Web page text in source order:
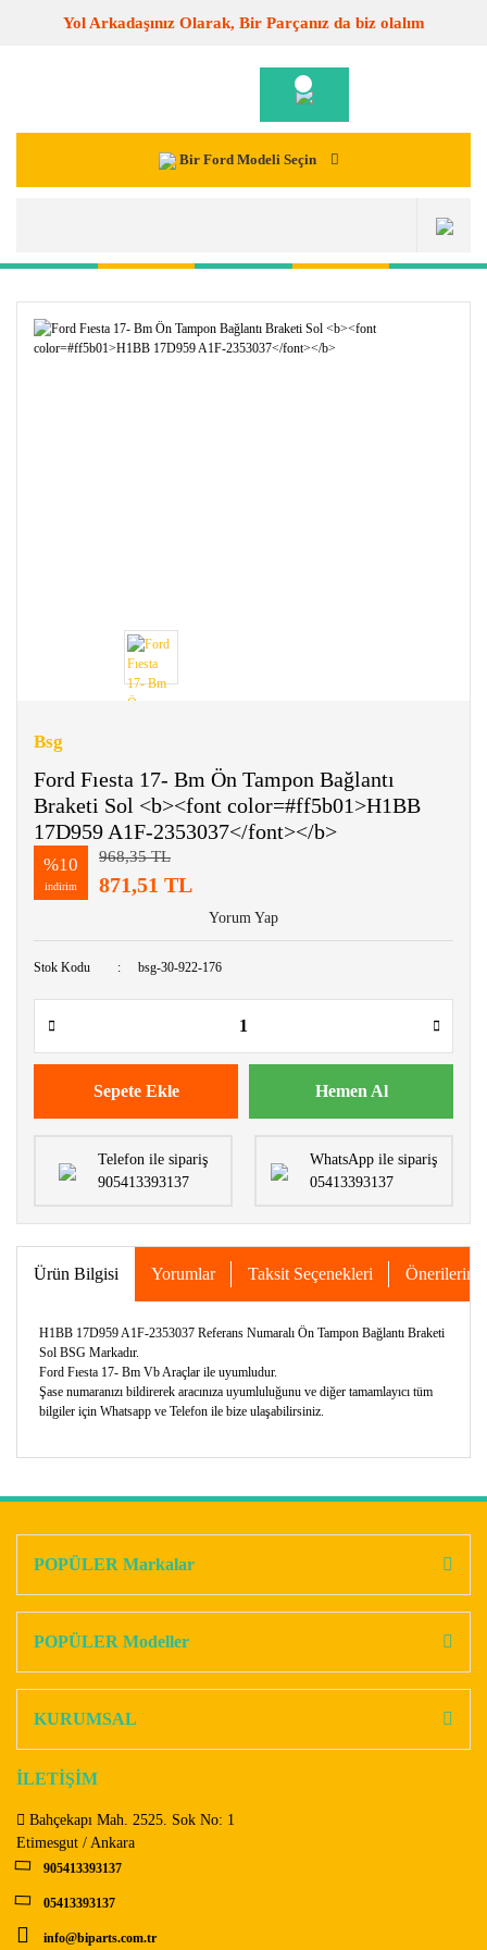
Yol Arkadaşınız Olarak, Bir Parçanız da biz olalım
Bir Ford Modeli Seçin
Bsg
Ford Fıesta 17- Bm Ön Tampon Bağlantı
Braketi Sol <b><font color=#ff5b01>H1BB
17D959 A1F-2353037</font></b>
%10
indirim
968,35 TL
871,51 TL
Yorum Yap
Stok Kodu bsg-30-922-176
Sepete Ekle Hemen Al
Telefon ile sipariş
905413393137
WhatsApp ile sipariş
05413393137
Ürün Bilgisi Yorumlar Taksit Seçenekleri Önerileriniz
H1BB 17D959 A1F-2353037 Referans Numaralı Ön Tampon Bağlantı Braketi
Sol BSG Markadır.
Ford Fıesta 17- Bm Vb Araçlar ile uyumludur.
Şase numaranızı bildirerek aracınıza uyumluluğunu ve diğer tamamlayıcı tüm
bilgiler için Whatsapp ve Telefon ile bize ulaşabilirsiniz.
Ürün açıklamasında eksik bilgiler bulunuyor.
Bu ürüne benzer farklı alternatifler olmalı.
POPÜLER Markalar
POPÜLER Modeller
KURUMSAL
İLETİŞİM
Bahçekapı Mah. 2525. Sok No: 1
Etimesgut / Ankara
905413393137
05413393137
info@biparts.com.tr